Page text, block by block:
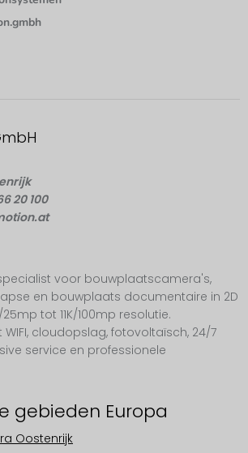
20 100
voor bouwplaatscamera's,
en bouwplaats documentaire in 2D
25mp tot 11K/100mp resolutie.
cloudopslag, fotovoltaïsch, 24/7
service en professionele
gebieden Europa
Oostenrijk